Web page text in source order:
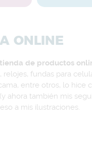
ONLINE
tienda de productos
fundas para
entre otros, lo hice
ahora también mis
a mis ilustraciones.